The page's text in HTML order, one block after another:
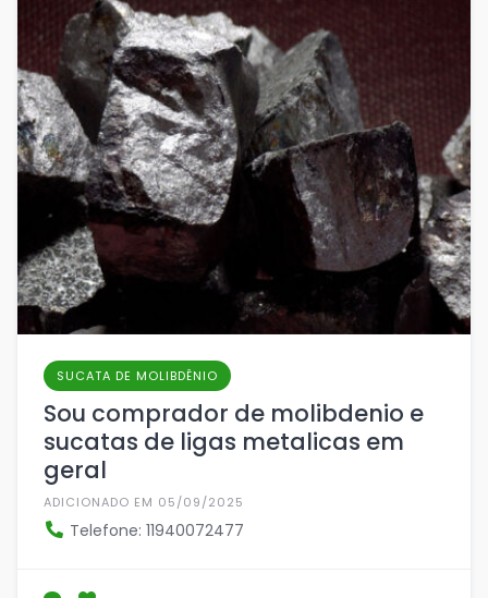
SUCATA DE MOLIBDÊNIO
Sou comprador de molibdenio e
sucatas de ligas metalicas em
geral
ADICIONADO EM 05/09/2025
Telefone: 11940072477